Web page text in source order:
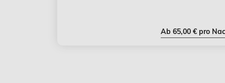
Ab 65,00 € pro